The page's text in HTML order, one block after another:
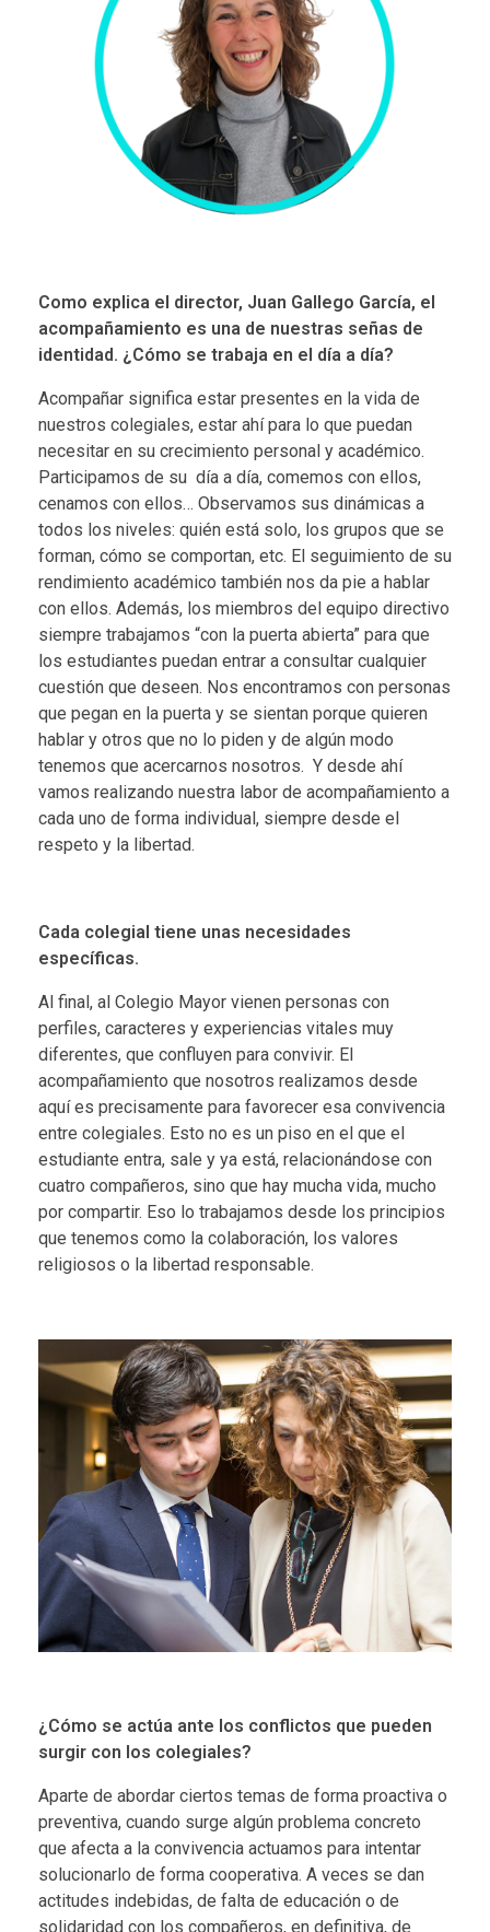
Como explica el director, Juan Gallego García, el
acompañamiento es una de nuestras señas de
identidad. ¿Cómo se trabaja en el día a día?
Acompañar significa estar presentes en la vida de
nuestros colegiales, estar ahí para lo que puedan
necesitar en su crecimiento personal y académico.
Participamos de su día a día, comemos con ellos,
cenamos con ellos… Observamos sus dinámicas a
todos los niveles: quién está solo, los grupos que se
forman, cómo se comportan, etc. El seguimiento de su
rendimiento académico también nos da pie a hablar
con ellos. Además, los miembros del equipo directivo
siempre trabajamos “con la puerta abierta” para que
los estudiantes puedan entrar a consultar cualquier
cuestión que deseen. Nos encontramos con personas
que pegan en la puerta y se sientan porque quieren
hablar y otros que no lo piden y de algún modo
tenemos que acercarnos nosotros. Y desde ahí
vamos realizando nuestra labor de acompañamiento a
cada uno de forma individual, siempre desde el
respeto y la libertad.
Cada colegial tiene unas necesidades
específicas.
Al final, al Colegio Mayor vienen personas con
perfiles, caracteres y experiencias vitales muy
diferentes, que confluyen para convivir. El
acompañamiento que nosotros realizamos desde
aquí es precisamente para favorecer esa convivencia
entre colegiales. Esto no es un piso en el que el
estudiante entra, sale y ya está, relacionándose con
cuatro compañeros, sino que hay mucha vida, mucho
por compartir. Eso lo trabajamos desde los principios
que tenemos como la colaboración, los valores
religiosos o la libertad responsable.
¿Cómo se actúa ante los conflictos que pueden
surgir con los colegiales?
Aparte de abordar ciertos temas de forma proactiva o
preventiva, cuando surge algún problema concreto
que afecta a la convivencia actuamos para intentar
solucionarlo de forma cooperativa. A veces se dan
actitudes indebidas, de falta de educación o de
solidaridad con los compañeros, en definitiva, de